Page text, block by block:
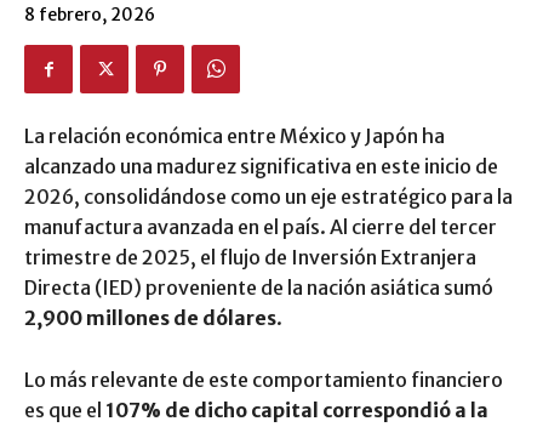
8 febrero, 2026
La relación económica entre México y Japón ha
alcanzado una madurez significativa en este inicio de
2026, consolidándose como un eje estratégico para la
manufactura avanzada en el país. Al cierre del tercer
trimestre de 2025, el flujo de Inversión Extranjera
Directa (IED) proveniente de la nación asiática sumó
2,900 millones de dólares.
Lo más relevante de este comportamiento financiero
es que el 107% de dicho capital correspondió a la